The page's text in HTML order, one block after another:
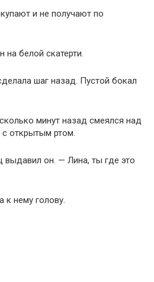
и не получают по
белой скатерти.
шаг назад. Пустой бокал
минут назад смеялся над
с открытым ртом.
он. — Лина, ты где это
к нему голову.